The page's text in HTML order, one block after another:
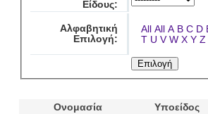
Είδους:
Αλφαβητική
Επιλογή:
All All A B C D
T U V W X Y Z
Ονομασία Υποείδος